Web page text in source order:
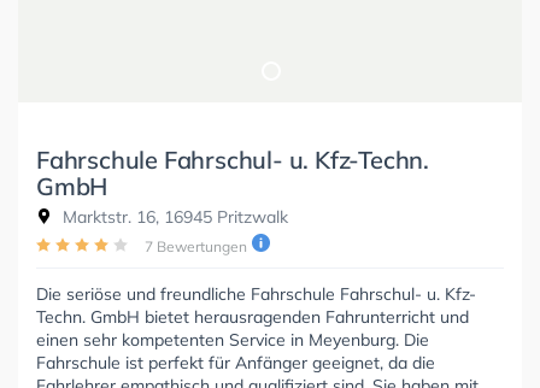
Fahrschule Fahrschul- u. Kfz-Techn.
GmbH
Marktstr. 16, 16945 Pritzwalk
7 Bewertungen
Die seriöse und freundliche Fahrschule Fahrschul- u. Kfz-
Techn. GmbH bietet herausragenden Fahrunterricht und
einen sehr kompetenten Service in Meyenburg. Die
Fahrschule ist perfekt für Anfänger geeignet, da die